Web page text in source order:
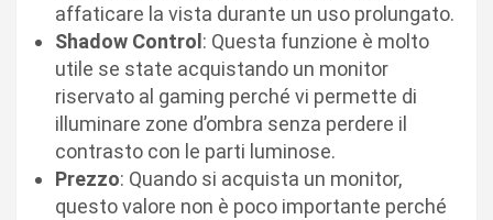
affaticare la vista durante un uso prolungato.
Shadow Control: Questa funzione è molto
utile se state acquistando un monitor
riservato al gaming perché vi permette di
illuminare zone d’ombra senza perdere il
contrasto con le parti luminose.
Prezzo: Quando si acquista un monitor,
questo valore non è poco importante perché